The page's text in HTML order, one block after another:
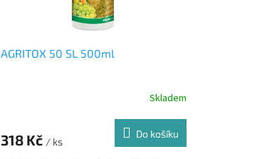
AGRITOX 50 SL 500ml
Skladem
318 Kč / ks
Do košíku